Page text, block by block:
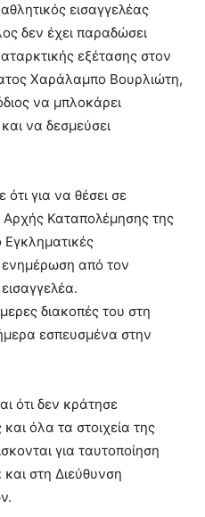
εισαγγελέας
δεν έχει παραδώσει
εξέτασης στον
Χαράλαμπο Βουρλιώτη,
να μπλοκάρει
να δεσμεύσει
για να θέσει σε
Αρχής Καταπολέμησης της
ενημέρωση από τον
διακοπές του στη
εσπευσμένα στην
ότι δεν κράτησε
όλα τα στοιχεία της
για ταυτοποίηση
στη Διεύθυνση